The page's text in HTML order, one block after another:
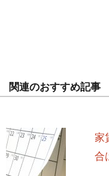
関連のおすすめ記事
家
合